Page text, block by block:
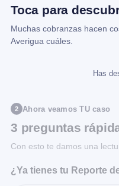
Toca para
Muchas cobranzas hacen
Averigua cuáles.
Has
2 Ahora veamos TU caso
3 preguntas
Con esto te damos una
¿Ya tienes tu Reporte